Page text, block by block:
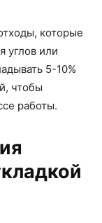
которые
углов или
5-10%
чтобы
работы.